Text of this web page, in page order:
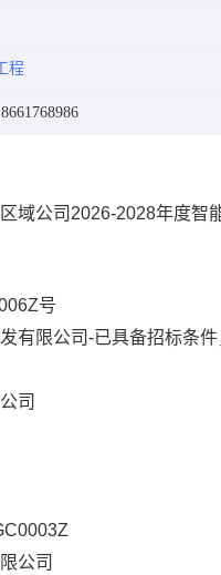
程
域公司2026-2028年度智
号
有限公司-已具备招标条
司
公司